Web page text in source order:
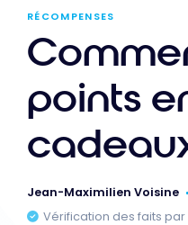
RÉCOMPENSES
points
Jean-Maximilien Voisine
Vérification des faits par